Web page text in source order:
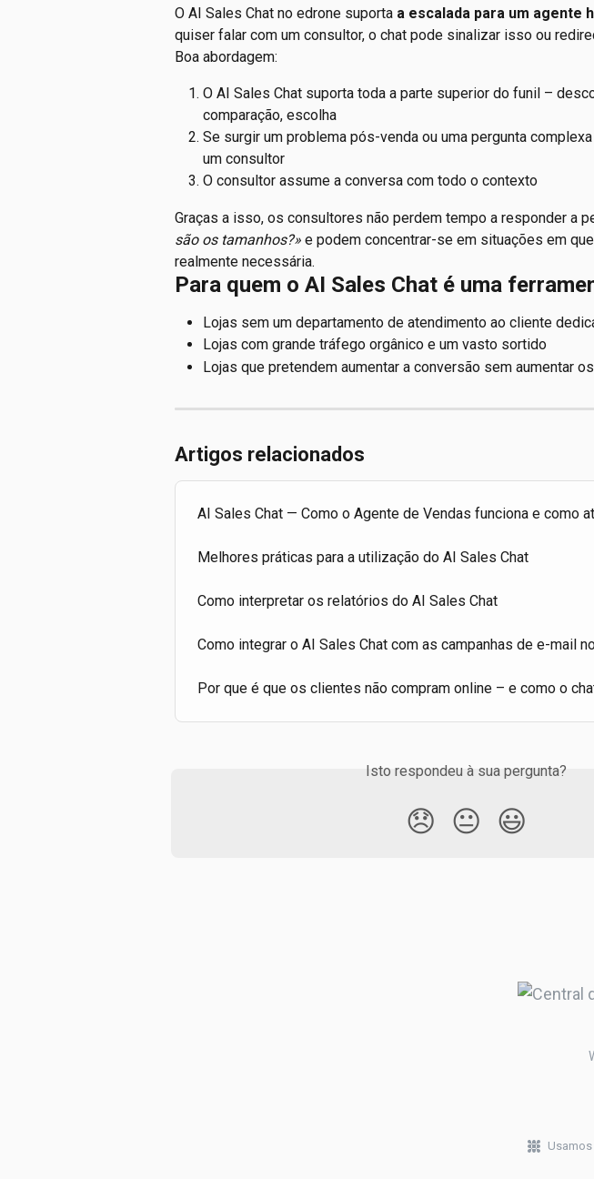
O AI Sales Chat no edrone suporta a escalada para um agente
quiser falar com um consultor, o chat pode sinalizar isso ou
Boa abordagem:
O AI Sales Chat suporta toda a parte superior do funil –
comparação, escolha
Se surgir um problema pós-venda ou uma pergunta
um consultor
O consultor assume a conversa com todo o contexto
Graças a isso, os consultores não perdem tempo a responder a
são os tamanhos?» e podem concentrar-se em situações em
realmente necessária.
Para quem o AI Sales Chat é uma
Lojas sem um departamento de atendimento ao cliente
Lojas com grande tráfego orgânico e um vasto sortido
Lojas que pretendem aumentar a conversão sem aumentar
Artigos relacionados
AI Sales Chat — Como o Agente de Vendas funciona e como
Melhores práticas para a utilização do AI Sales Chat
Como interpretar os relatórios do AI Sales Chat
Como integrar o AI Sales Chat com as campanhas de e-mail
Por que é que os clientes não compram online – e como o
Isto respondeu à sua pergunta?
😞 😐 😃